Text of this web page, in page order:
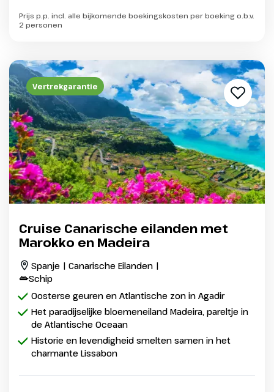
Prijs p.p. incl. alle bijkomende boekingskosten per boeking o.b.v.
2 personen
Vertrekgarantie
Cruise Canarische eilanden met
Marokko en Madeira
Spanje | Canarische Eilanden |
Schip
Oosterse geuren en Atlantische zon in Agadir
Het paradijselijke bloemeneiland Madeira, pareltje in
de Atlantische Oceaan
Historie en levendigheid smelten samen in het
charmante Lissabon